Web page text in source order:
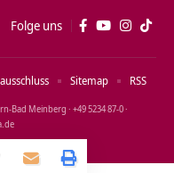
Folge uns
Meinberg · +49 5234 87‑0 ·
Sitemap RSS